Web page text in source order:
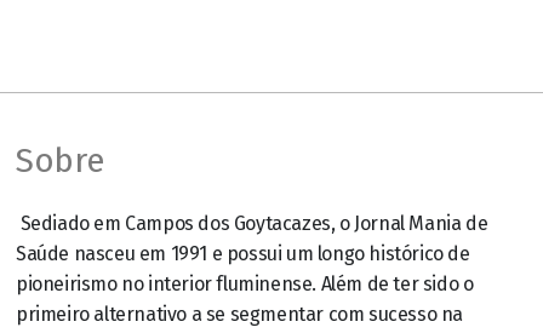
Sobre
Sediado em Campos dos Goytacazes, o Jornal Mania de
Saúde nasceu em 1991 e possui um longo histórico de
pioneirismo no interior fluminense. Além de ter sido o
primeiro alternativo a se segmentar com sucesso na